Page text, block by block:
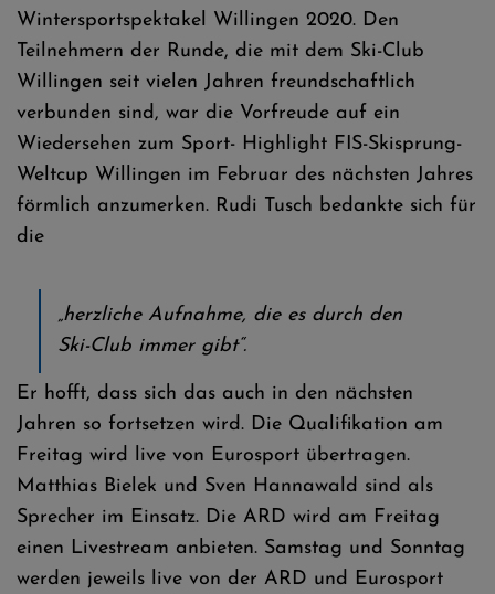
Wintersportspektakel Willingen 2020. Den
Teilnehmern der Runde, die mit dem Ski-Club
Willingen seit vielen Jahren freundschaftlich
verbunden sind, war die Vorfreude auf ein
Wiedersehen zum Sport- Highlight FIS-Skisprung-
Weltcup Willingen im Februar des nächsten Jahres
förmlich anzumerken. Rudi Tusch bedankte sich für
die
„herzliche Aufnahme, die es durch den
Ski-Club immer gibt“.
Er hofft, dass sich das auch in den nächsten
Jahren so fortsetzen wird. Die Qualifikation am
Freitag wird live von Eurosport übertragen.
Matthias Bielek und Sven Hannawald sind als
Sprecher im Einsatz. Die ARD wird am Freitag
einen Livestream anbieten. Samstag und Sonntag
werden jeweils live von der ARD und Eurosport